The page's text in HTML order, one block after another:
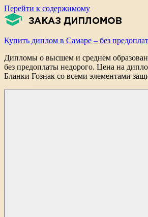
Перейти к содержимому
Купить диплом в Самаре – без
Дипломы о высшем и среднем
без предоплаты недорого. Цена на
Бланки Гознак со всеми элементами